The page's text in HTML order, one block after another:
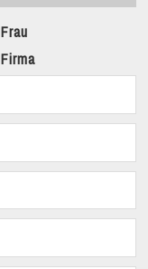
Frau
Firma